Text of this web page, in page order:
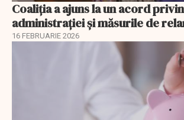
Coaliția a ajuns la un acord
administrației și măsurile de
16 FEBRUARIE 2026